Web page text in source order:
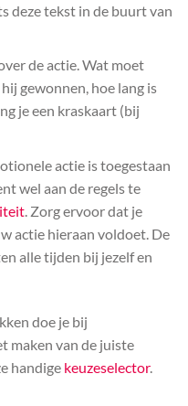
deze tekst in de buurt van
de actie. Wat moet
gewonnen, hoe lang is
je een kraskaart (bij
actie is toegestaan
wel aan de regels te
. Zorg ervoor dat je
actie hieraan voldoet. De
alle tijden bij jezelf en
doe je bij
maken van de juiste
handige keuzeselector.